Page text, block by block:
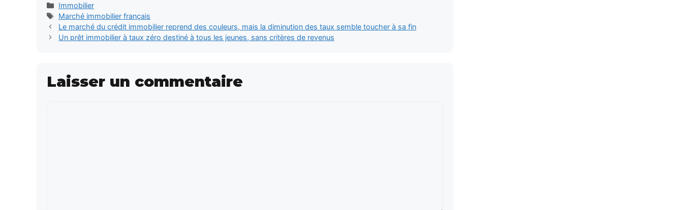
Catégories
Immobilier
Étiquettes
Marché immobilier français
Le marché du crédit immobilier reprend des couleurs, mais la diminution des taux semble toucher à sa fin
Un prêt immobilier à taux zéro destiné à tous les jeunes, sans critères de revenus
Laisser un commentaire